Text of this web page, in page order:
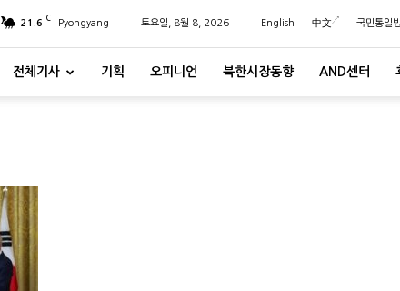
21.6 C Pyongyang 토요일, 8월 8, 2026 English 中文 국민통일
전체기사 기획 오피니언 북한시장동향 AND센터